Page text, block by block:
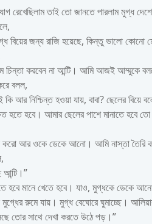
রেখেছিলাম তাই তো জানতে পারলাম মুগ্ধ
বিয়ের জন্য রাজি হয়েছে, কিন্তু ভালো কোনো
চিন্তা করবেন না আন্টি। আমি আজই আম্মুকে
বলল,
কি আর নিশ্চিন্ত হওয়া যায়, বাবা? ছেলের
হতে হবে। আমার ছেলের পাশে মানাতে হবে
করো আর ওকে ডেকে আনো। আমি নাস্তা তৈরি
আন্টি।”
হবে মানে খেতে হবে। যাও, মুগ্ধকে ডেকে
মুগ্ধের রুমে যায়। মুগ্ধ বেঘোরে ঘুমাচ্ছে।
তোর সাথে দেখা করতে উঠে পড়।”